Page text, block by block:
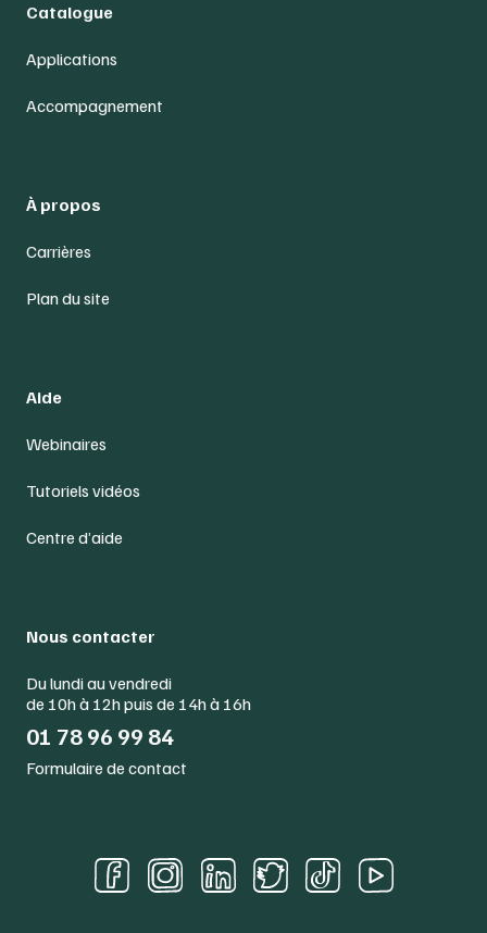
Catalogue
Applications
Accompagnement
À propos
Carrières
Plan du site
Aide
Webinaires
Tutoriels vidéos
Centre d’aide
Nous contacter
Du lundi au vendredi
de 10h à 12h puis de 14h à 16h
01 78 96 99 84
Formulaire de contact